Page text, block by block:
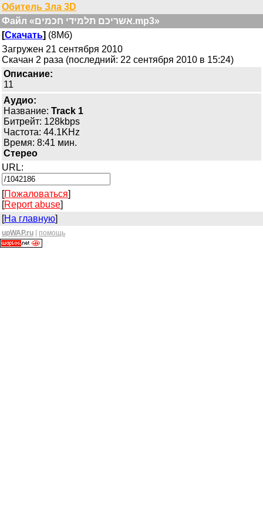
Обитель Зла 3D
Файл «אשריכם תלמידי חכמים.mp3»
[Скачать] (8Мб)
Загружен 21 сентября 2010
Скачан 2 раза (последний: 22 сентября 2010 в 15:24)
Описание:
11
Аудио:
Название: Track 1
Битрейт: 128kbps
Частота: 44.1KHz
Время: 8:41 мин.
Стерео
URL:
[Пожаловаться]
[Report abuse]
[На главную]
upWAP.ru помощь